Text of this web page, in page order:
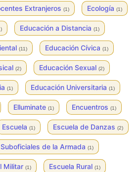
Extranjeros (1) Ecología (1)
Educación a Distancia (1)
(11) Educación Cívica (1)
(2) Educación Sexual (2)
(1) Educación Universitaria (1)
Elluminate (1) Encuentros (1)
Escuela (1) Escuela de Danzas (2)
de la Armada (1)
Militar (1) Escuela Rural (1)